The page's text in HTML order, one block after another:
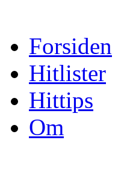
Forsiden
Hitlister
Hittips
Om